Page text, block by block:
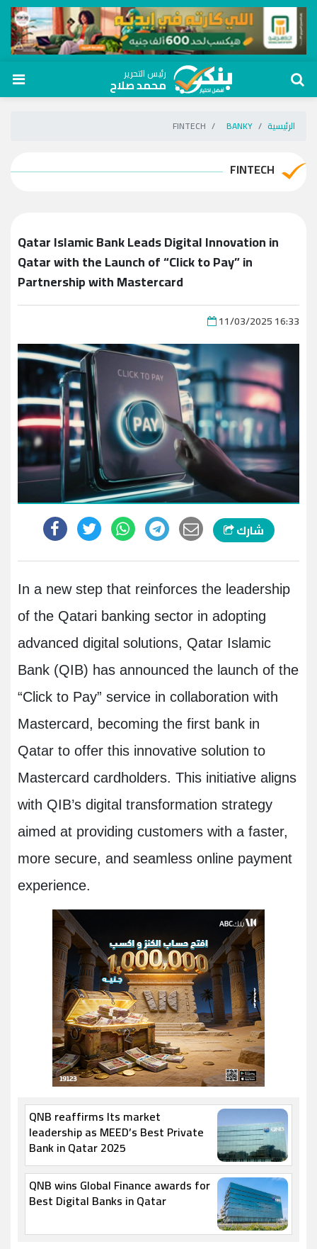
رئيس التحرير
محمد صلاح
الرئيسية BANKY
FINTECH
FINTECH
Qatar Islamic Bank Leads Digital Innovation in
Qatar with the Launch of “Click to Pay” in
Partnership with Mastercard
11/03/2025 16:33
شارك
In a new step that reinforces the leadership
of the Qatari banking sector in adopting
advanced digital solutions, Qatar Islamic
Bank (QIB) has announced the launch of the
“Click to Pay” service in collaboration with
Mastercard, becoming the first bank in
Qatar to offer this innovative solution to
Mastercard cardholders. This initiative aligns
with QIB’s digital transformation strategy
aimed at providing customers with a faster,
more secure, and seamless online payment
experience.
QNB reaffirms Its market
leadership as MEED’s Best Private
Bank in Qatar 2025
QNB wins Global Finance awards for
Best Digital Banks in Qatar